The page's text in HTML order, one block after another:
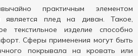
практичным элементом
является плед на диван. Такое,
текстильное изделие способно
Сферы применения могут быть
покрывала на кровать или